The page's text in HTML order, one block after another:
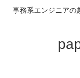
事務系エンジニアの